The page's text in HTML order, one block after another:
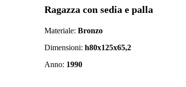
Ragazza con sedia e palla
Materiale: Bronzo
Dimensioni: h80x125x65,2
Anno: 1990